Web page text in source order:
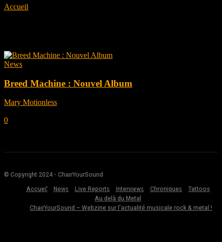
Accueil
News
Breed Machine : Nouvel Album
Mary Motionless
0
© Copyright 2024 - ChairYourSound
Accueil
News Live Reports Interviews Chroniques
Tattoos
Au delà du Metal
ChairYourSound – Webzine sur l’actualité musicale rock & metal !